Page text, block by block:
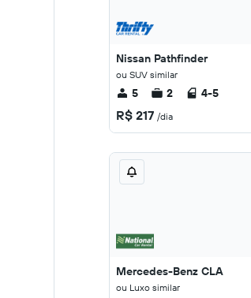
Nissan Pathfinder
ou SUV similar
5 2 4-5
R$ 217 /dia
Mercedes-Benz CLA
ou Luxo similar